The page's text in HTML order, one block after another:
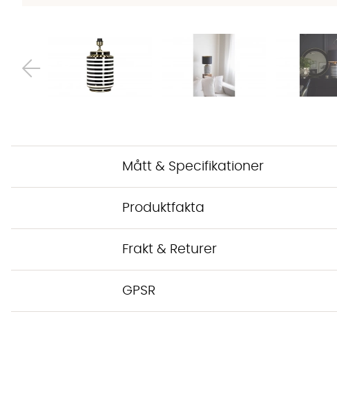
Mått & Specifikationer
Produktfakta
Frakt & Returer
GPSR